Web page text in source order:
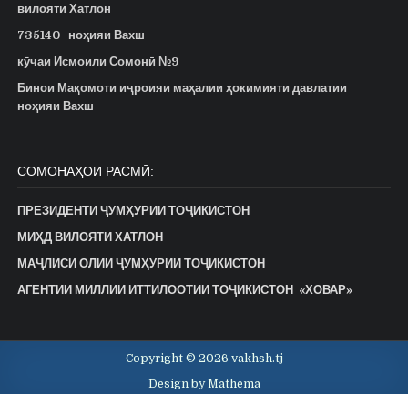
вилояти Хатлон
735140
ноҳияи Вахш
кӯчаи Исмоили Сомонӣ №9
Бинои Мақомоти иҷроияи маҳалии ҳокимияти давлатии
ноҳияи Вахш
СОМОНАҲОИ РАСМӢ:
ПРЕЗИДЕНТИ ҶУМҲУРИИ ТОҶИКИСТОН
МИҲД ВИЛОЯТИ ХАТЛОН
МАҶЛИСИ ОЛИИ ҶУМҲУРИИ ТОҶИКИСТОН
АГЕНТИИ МИЛЛИИ ИТТИЛООТИИ ТОҶИКИСТОН «ХОВАР»
Copyright © 2026 vakhsh.tj
Design by Mathema